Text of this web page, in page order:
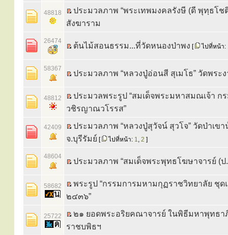
48818
ประมวลภาพ “พระเทพมงคลรังษี (ดี พุทฺธโชติ
สังฆาราม
26474
ต้นไม้สอนธรรม...ที่วัดหนองป่าพง [ ไปที่หน้า:
58367
ประมวลภาพ “หลวงปู่อ่อนสี สุเมโธ” วัดพระ
48812
ประมวลพระรูป “สมเด็จพระมหาสมณเจ้า ก
วชิรญาณวโรรส”
42409
ประมวลภาพ “หลวงปู่สุวัจน์ สุวโจ” วัดป่าเขา
จ.บุรีรัมย์ [ ไปที่หน้า: 1, 2 ]
48604
ประมวลภาพ “สมเด็จพระพุทธโฆษาจารย์ (ป
58682
พระรูป “กรรมการมหามกุฏราชวิทยาลัย ชุด
๒๔๓๖”
25722
๒๑ ยอดพระอริยคณาจารย์ ในพิธีมหาพุทธา
ราชบพิธฯ